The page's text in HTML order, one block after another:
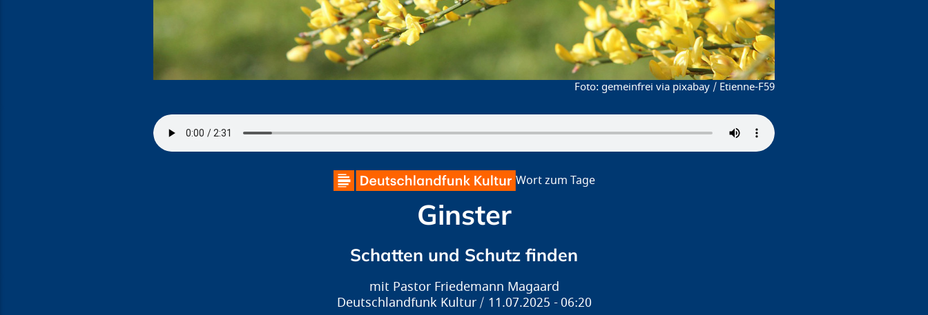
gemeinfrei via pixabay / Etienne-F59
Wort zum Tage
Ginster
Schatten und Schutz finden
Pastor Friedemann Magaard
Deutschlandfunk Kultur
11.07.2025 06:20